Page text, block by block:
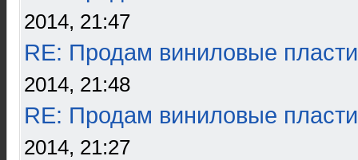
2014, 21:47
RE: Продам виниловые
2014, 21:48
RE: Продам виниловые
2014, 21:27